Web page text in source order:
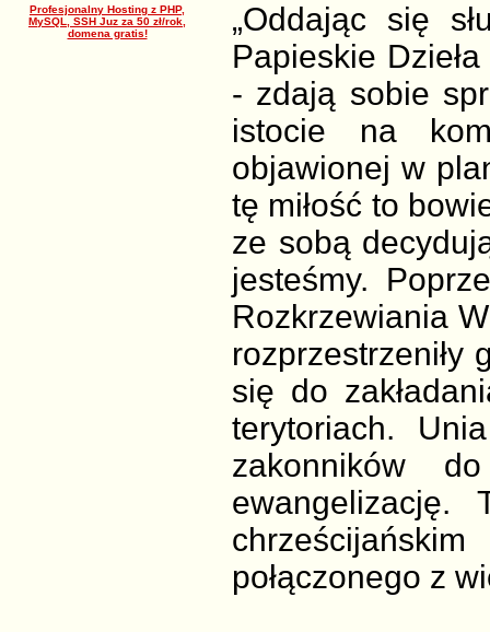
Profesjonalny Hosting z PHP,
MySQL, SSH Juz za 50 zł/rok,
domena gratis!
„Oddając się
Papieskie
- zdają sobie
istocie na
objawionej w
tę miłość to
ze sobą
jesteśmy.
Rozkrzewiania
rozprzestrzeniły
się do
terytoriach.
zakonników
ewangelizację.
połączonego z